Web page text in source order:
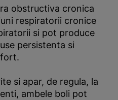
obstructiva cronica
respiratorii cronice
si pot produce
persistenta si
si apar, de regula, la
ambele boli pot